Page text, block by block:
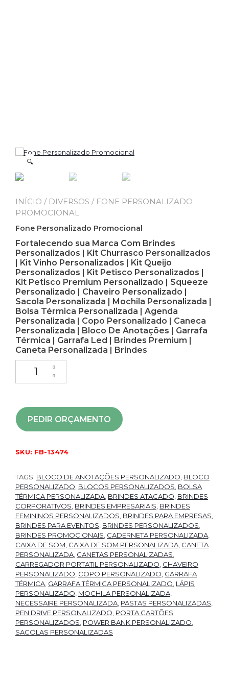
🔍
INÍCIO / DIVERSOS / FONE PERSONALIZADO
PROMOCIONAL
Fone Personalizado Promocional
Fortalecendo sua Marca Com Brindes
Personalizados | Kit Churrasco Personalizados
| Kit Vinho Personalizados | Kit Queijo
Personalizados | Kit Petisco Personalizados |
Kit Petisco Premium Personalizado | Squeeze
Personalizado | Chaveiro Personalizado |
Sacola Personalizada | Mochila Personalizada |
Bolsa Térmica Personalizada | Agenda
Personalizada | Copo Personalizado | Caneca
Personalizada | Bloco De Anotações | Garrafa
Térmica | Garrafa Led | Brindes Premium |
Caneta Personalizada | Brindes
PEDIR ORÇAMENTO
SKU: FB-13474
TAGS: BLOCO DE ANOTAÇÕES PERSONALIZADO, BLOCO
PERSONALIZADO, BLOCOS PERSONALIZADOS, BOLSA
TÉRMICA PERSONALIZADA, BRINDES ATACADO, BRINDES
CORPORATIVOS, BRINDES EMPRESARIAIS, BRINDES
FEMININOS PERSONALIZADOS, BRINDES PARA EMPRESAS,
BRINDES PARA EVENTOS, BRINDES PERSONALIZADOS,
BRINDES PROMOCIONAIS, CADERNETA PERSONALIZADA,
CAIXA DE SOM, CAIXA DE SOM PERSONALIZADA, CANETA
PERSONALIZADA, CANETAS PERSONALIZADAS,
CARREGADOR PORTATIL PERSONALIZADO, CHAVEIRO
PERSONALIZADO, COPO PERSONALIZADO, GARRAFA
TÉRMICA, GARRAFA TÉRMICA PERSONALIZADO, LÁPIS
PERSONALIZADO, MOCHILA PERSONALIZADA,
NECESSAIRE PERSONALIZADA, PASTAS PERSONALIZADAS,
PEN DRIVE PERSONALIZADO, PORTA CARTÕES
PERSONALIZADOS, POWER BANK PERSONALIZADO,
SACOLAS PERSONALIZADAS